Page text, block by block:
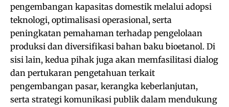
pengembangan kapasitas domestik melalui adopsi
teknologi, optimalisasi operasional, serta
peningkatan pemahaman terhadap pengelolaan
produksi dan diversifikasi bahan baku bioetanol. Di
sisi lain, kedua pihak juga akan memfasilitasi dialog
dan pertukaran pengetahuan terkait
pengembangan pasar, kerangka keberlanjutan,
serta strategi komunikasi publik dalam mendukung